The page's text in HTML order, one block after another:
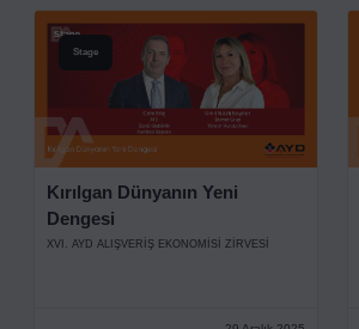
Stage
Kırılgan Dünyanın Yeni
Dengesi
XVI. AYD ALIŞVERİŞ EKONOMİSİ ZİRVESİ